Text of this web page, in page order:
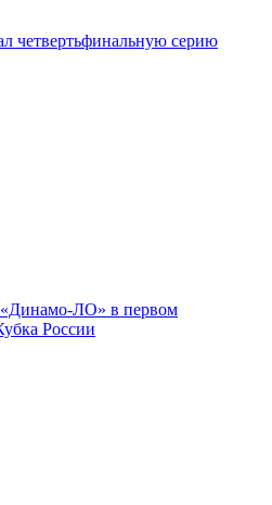
четвертьфинальную серию
«Динамо-ЛО» в первом
России